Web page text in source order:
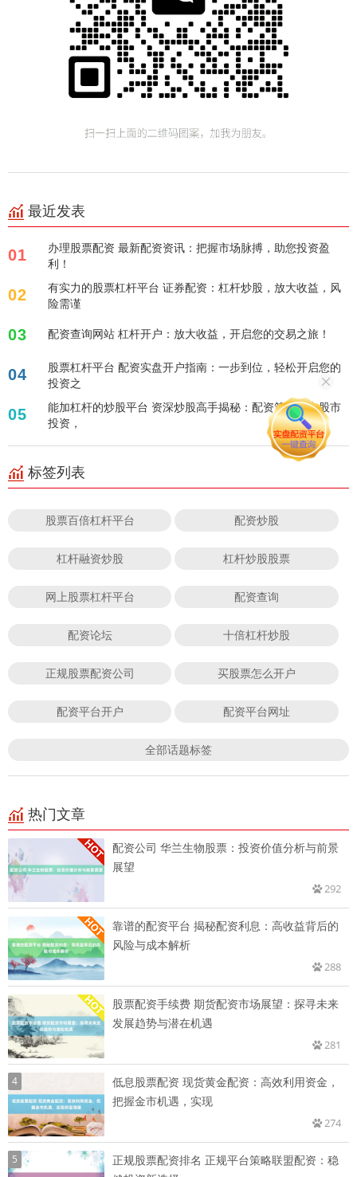
最近发表
01
办理股票配资 最新配资资讯：把握市场脉搏，助您投资盈
利！
02
有实力的股票杠杆平台 证券配资：杠杆炒股，放大收益，风
险需谨
03 配资查询网站 杠杆开户：放大收益，开启您的交易之旅！
04
股票杠杆平台 配资实盘开户指南：一步到位，轻松开启您的
投资之
05
能加杠杆的炒股平台 资深炒股高手揭秘：配资策略助力股市
投资，
标签列表
股票百倍杠杆平台 配资炒股
杠杆融资炒股 杠杆炒股股票
网上股票杠杆平台 配资查询
配资论坛 十倍杠杆炒股
正规股票配资公司 买股票怎么开户
配资平台开户 配资平台网址
全部话题标签
热门文章
配资公司 华兰生物股票：投资价值分析与前景
展望
292
靠谱的配资平台 揭秘配资利息：高收益背后的
风险与成本解析
288
股票配资手续费 期货配资市场展望：探寻未来
发展趋势与潜在机遇
281
4
低息股票配资 现货黄金配资：高效利用资金，
把握金市机遇，实现
274
5
正规股票配资排名 正规平台策略联盟配资：稳